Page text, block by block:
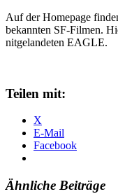
Auf der Homepage
bekannten SF-Filmen.
nitgelandeten EAGLE.
Teilen mit:
X
E-Mail
Facebook
Ähnliche Beiträge